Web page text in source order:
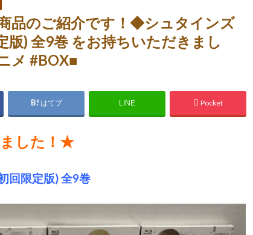
品のご紹介です！◆シュタインズ
版) 全9巻 をお持ちいただきまし
メ #BOX■
はてブ LINE Pocket
した！★
回限定版) 全9巻